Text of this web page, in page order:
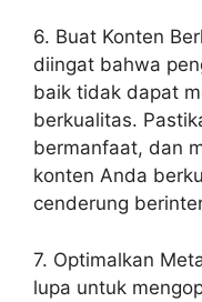
6. Buat Konten
diingat bahwa
baik tidak dapat
berkualitas.
bermanfaat, dan
konten Anda
cenderung
7. Optimalkan
lupa untuk